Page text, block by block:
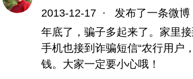
2013-12-17 ·
发布了一条微博
年底了，骗子多起来了。家里
手机也接到诈骗短信“农行用户
钱。大家一定要小心哦！